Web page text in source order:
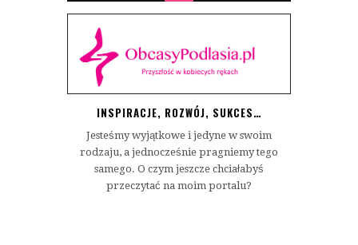
INSPIRACJE, ROZWÓJ, SUKCES…
Jesteśmy wyjątkowe i jedyne w swoim
rodzaju, a jednocześnie pragniemy tego
samego. O czym jeszcze chciałabyś
przeczytać na moim portalu?